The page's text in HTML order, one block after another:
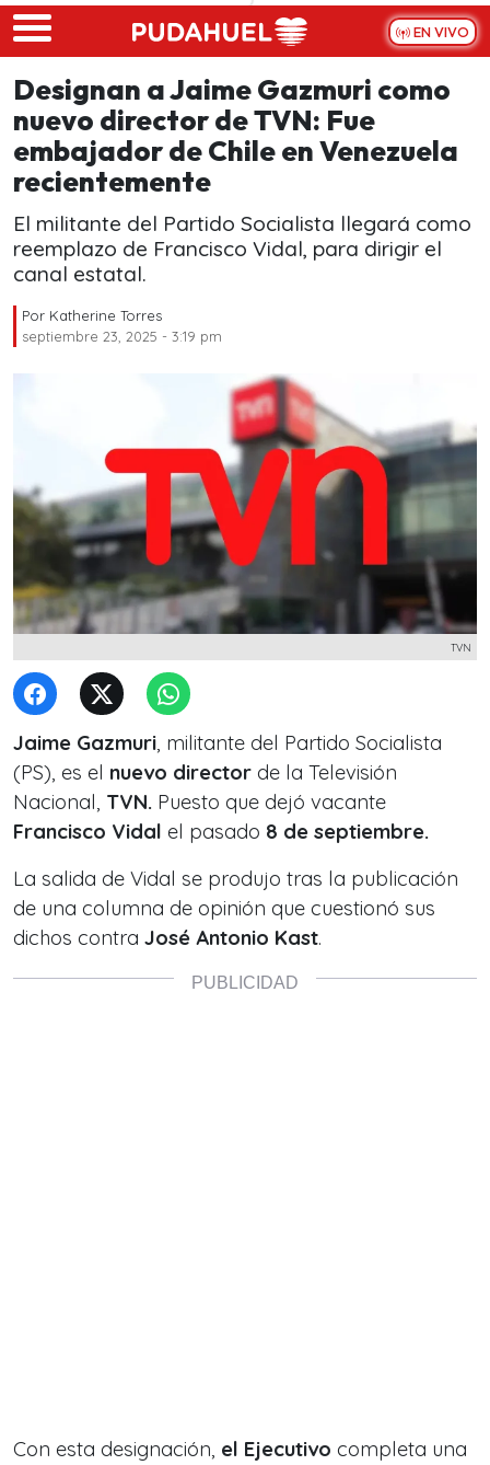
Skip to main content
EN VIVO
Designan a Jaime Gazmuri como
nuevo director de TVN: Fue
embajador de Chile en Venezuela
recientemente
El militante del Partido Socialista llegará como
reemplazo de Francisco Vidal, para dirigir el
canal estatal.
Por Katherine Torres
septiembre 23, 2025 - 3:19 pm
TVN
Jaime Gazmuri, militante del Partido Socialista
(PS), es el nuevo director de la Televisión
Nacional, TVN. Puesto que dejó vacante
Francisco Vidal el pasado 8 de septiembre.
La salida de Vidal se produjo tras la publicación
de una columna de opinión que cuestionó sus
dichos contra José Antonio Kast.
Con esta designación, el Ejecutivo completa una